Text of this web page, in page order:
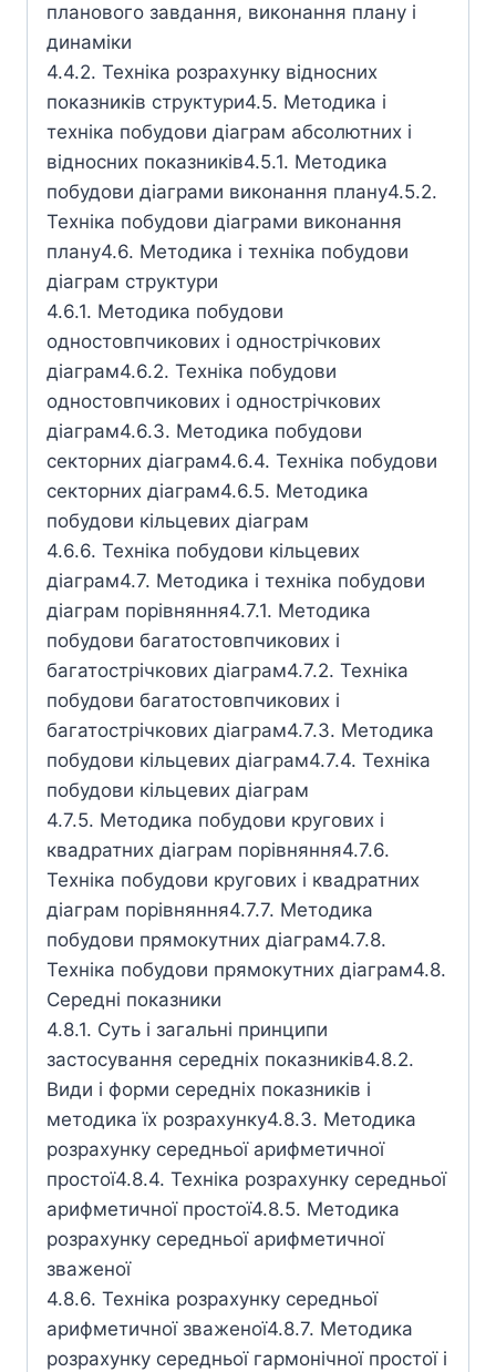
планового завдання, виконання плану і
динаміки
4.4.2. Техніка розрахунку відносних
показників структури4.5. Методика і
техніка побудови діаграм абсолютних і
відносних показників4.5.1. Методика
побудови діаграми виконання плану4.5.2.
Техніка побудови діаграми виконання
плану4.6. Методика і техніка побудови
діаграм структури
4.6.1. Методика побудови
одностовпчикових і однострічкових
діаграм4.6.2. Техніка побудови
одностовпчикових і однострічкових
діаграм4.6.3. Методика побудови
секторних діаграм4.6.4. Техніка побудови
секторних діаграм4.6.5. Методика
побудови кільцевих діаграм
4.6.6. Техніка побудови кільцевих
діаграм4.7. Методика і техніка побудови
діаграм порівняння4.7.1. Методика
побудови багатостовпчикових і
багатострічкових діаграм4.7.2. Техніка
побудови багатостовпчикових і
багатострічкових діаграм4.7.3. Методика
побудови кільцевих діаграм4.7.4. Техніка
побудови кільцевих діаграм
4.7.5. Методика побудови кругових і
квадратних діаграм порівняння4.7.6.
Техніка побудови кругових і квадратних
діаграм порівняння4.7.7. Методика
побудови прямокутних діаграм4.7.8.
Техніка побудови прямокутних діаграм4.8.
Середні показники
4.8.1. Суть і загальні принципи
застосування середніх показників4.8.2.
Види і форми середніх показників і
методика їх розрахунку4.8.3. Методика
розрахунку середньої арифметичної
простої4.8.4. Техніка розрахунку середньої
арифметичної простої4.8.5. Методика
розрахунку середньої арифметичної
зваженої
4.8.6. Техніка розрахунку середньої
арифметичної зваженої4.8.7. Методика
розрахунку середньої гармонічної простої і